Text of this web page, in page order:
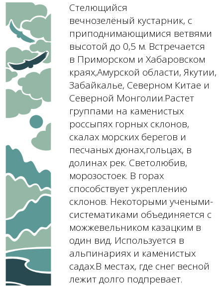
Стелющийся
вечнозелёный кустарник, с
приподнимающимися ветвями
высотой до 0,5 м. Встречается
в Приморском и Хабаровском
краях,Амурской области, Якутии,
Забайкалье, Северном Китае и
Северной Монголии.Растет
группами на каменистых
россыпях горных склонов,
скалах морских берегов и
песчаных дюнах,гольцах, в
долинах рек. Светолюбив,
морозостоек. В горах
способствует укреплению
склонов. Некоторыми учеными-
систематиками объединяется с
можжевельником казацким в
один вид. Используется в
альпинариях и каменистых
садах.В местах, где снег весной
лежит долго подпревает.